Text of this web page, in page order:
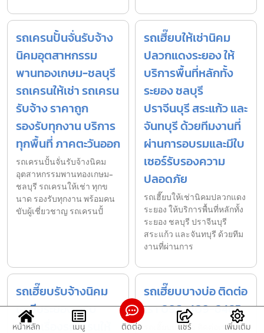
รถเครนปั้นจั่นรับจ้าง
นิคมอุตสาหกรรม
พานทองเกษม-ชลบุรี
รถเครนให้เช่า รถเครน
รับจ้าง ราคาถูก
รองรับทุกงาน บริการ
ทุกพื้นที่ ภาคตะวันออก
รถเครนปั้นจั่นรับจ้างนิคม
อุตสาหกรรมพานทองเกษม-
ชลบุรี รถเครนให้เช่า ทุกข
นาด รองรับทุกงาน พร้อมคน
ขับผู้เชี่ยวชาญ รถเครนปั้
รถเฮี๊ยบให้เช่านิคม
ปลวกแดงระยอง ให้
บริการพื้นที่หลักทั้ง
ระยอง ชลบุรี
ปราจีนบุรี สระแก้ว และ
จันทบุรี ด้วยทีมงานที่
ผ่านการอบรมและมีใบ
เซอร์รับรองความ
ปลอดภัย
รถเฮี๊ยบให้เช่านิคมปลวกแดง
ระยอง ให้บริการพื้นที่หลักทั้ง
ระยอง ชลบุรี ปราจีนบุรี
สระแก้ว และจันทบุรี ด้วยทีม
งานที่ผ่านการ
รถเฮี๊ยบรับจ้างนิคม
เอเชียระยอง ครบ
วงจรเรื่องรถเครนให้
รถเฮี๊ยบบางบ่อ ติดต่อ
เรา 098-409-6465
รถเฮี๊ยบบางบ่อ ติดต่อเรา
หน้าหลัก เมนู ติดต่อ แชร์ เพิ่มเติม